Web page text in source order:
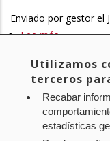
LANKIDE,
UGT,
Y
AFAPNA)
Enviado por gestorel
Lee mássobre
23/COM-
00006.
para
que
Paginación
Página
actual
1
Utilizamos
terceros
Recabar
estadísticas